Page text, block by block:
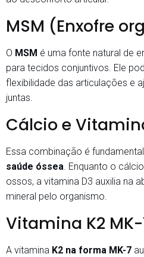
MSM (Enxofre
O MSM é uma fonte natural de
para tecidos conjuntivos. Ele
flexibilidade das articulações e
juntas.
Cálcio e
Essa combinação é
saúde óssea. Enquanto o
ossos, a vitamina D3 auxilia na
mineral pelo organismo.
Vitamina K2
A vitamina K2 na forma MK-7